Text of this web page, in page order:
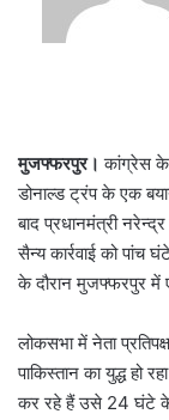
मुजफ्फरपुर।कांग्रेस के
डोनाल्ड ट्रंप के एक
बाद प्रधानमंत्री
सैन्य कार्रवाई को पांच
के दौरान मुजफ्फरपुर में
लोकसभा में नेता
पाकिस्तान का युद्ध हो
कर रहे हैं उसे 24 घंटे के